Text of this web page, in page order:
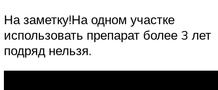
На заметку!На одном участке
использовать препарат более 3 лет
подряд нельзя.